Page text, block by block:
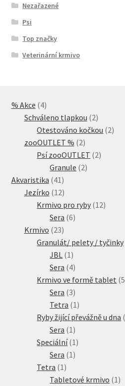
Nezařazené
Psi
Top značky
Veterinární krmivo
% Akce 44
produkty
Schváleno tlapkou 22
produkty
Otestováno kočkou 22
zooOUTLET % 22
produkty
Psí zooOUTLET 22
Granule 22
Akvaristika 41 41
produktů
Jezírko 1212
produktů
Krmivo pro ryby 1212
Sera 66
Krmivo 2323
produktů
Granulát/ pelety / tyčinky
JBL 1 1
produkt
Sera 44
produkty
Krmivo ve formě tablet 5
Sera 33
produkty
Tetra 1 1
produkt
Ryby žijící převážně u dna
Sera 1 1
produkt
Speciální 1 1
Sera 1 1
Tetra 1 1
produkt
Tabletové krmivo 1 1